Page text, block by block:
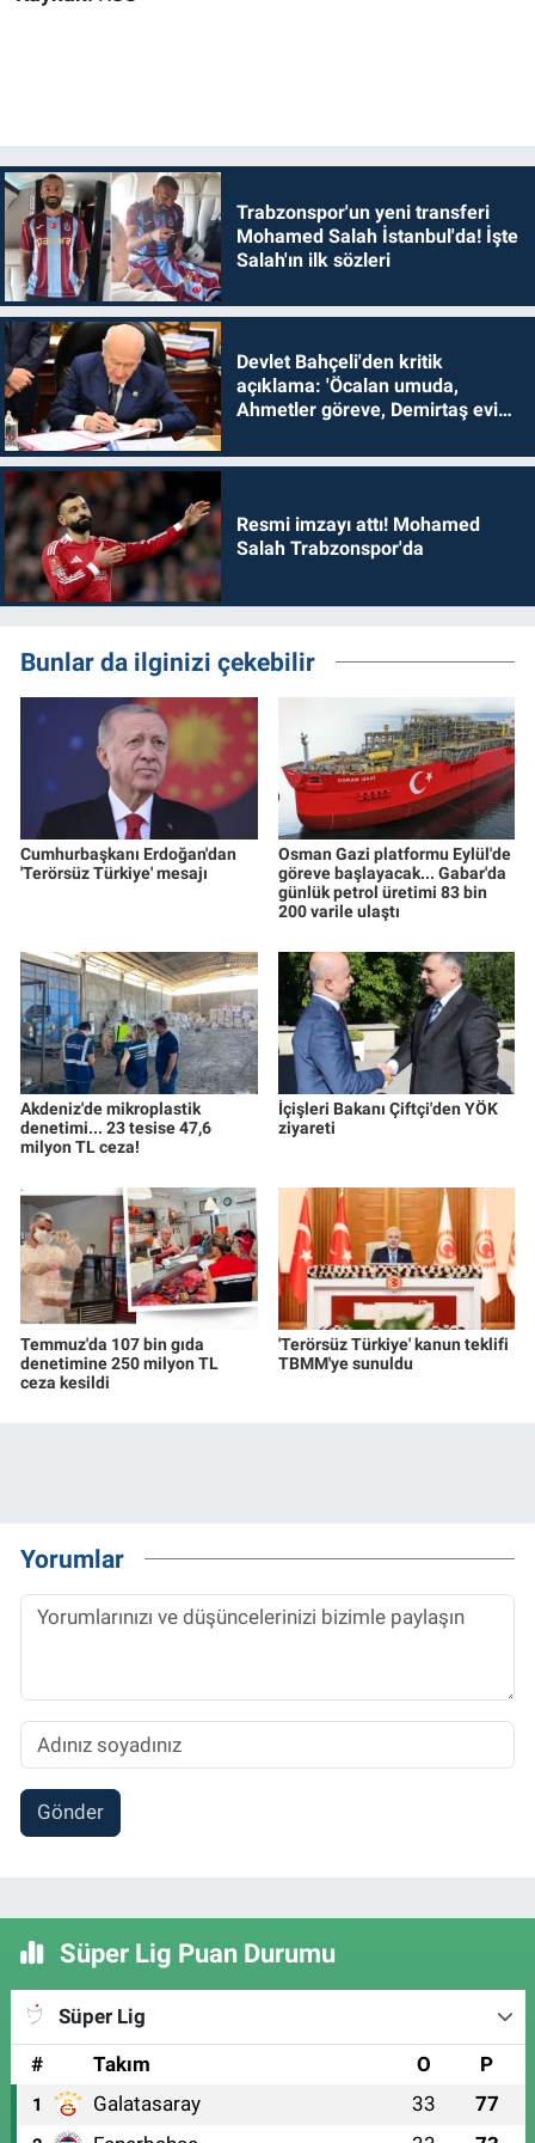
Trabzonspor'un yeni transferi
Mohamed Salah İstanbul'da! İşte
Salah'ın ilk sözleri
Devlet Bahçeli'den kritik
açıklama: 'Öcalan umuda,
Ahmetler göreve, Demirtaş evine
Resmi imzayı attı! Mohamed
Salah Trabzonspor'da
Bunlar da ilginizi çekebilir
Cumhurbaşkanı Erdoğan'dan
'Terörsüz Türkiye' mesajı
Osman Gazi platformu Eylül'de
göreve başlayacak... Gabar'da
günlük petrol üretimi 83 bin
200 varile ulaştı
Akdeniz'de mikroplastik
denetimi... 23 tesise 47,6
milyon TL ceza!
İçişleri Bakanı Çiftçi'den YÖK
ziyareti
Temmuz'da 107 bin gıda
denetimine 250 milyon TL
ceza kesildi
'Terörsüz Türkiye' kanun teklifi
TBMM'ye sunuldu
Yorumlar
Gönder
Süper Lig Puan Durumu
Süper Lig
#
Takım O P
1 Galatasaray 33 77